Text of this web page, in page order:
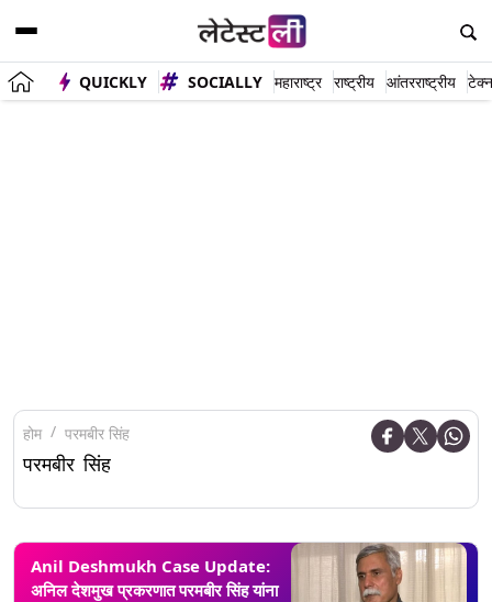
QUICKLY SOCIALLY महाराष्ट्र राष्ट्रीय आंतरराष्ट्रीय
होम परमबीर सिंह
परमबीर सिंह
Anil Deshmukh Case Update:
अनिल देशमुख प्रकरणात परमबीर सिंह यांना